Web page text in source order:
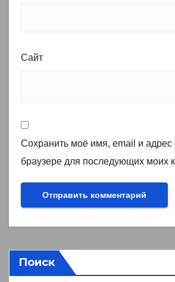
Сайт
Сохранить моё имя, email и адрес
браузере для последующих моих
Поиск